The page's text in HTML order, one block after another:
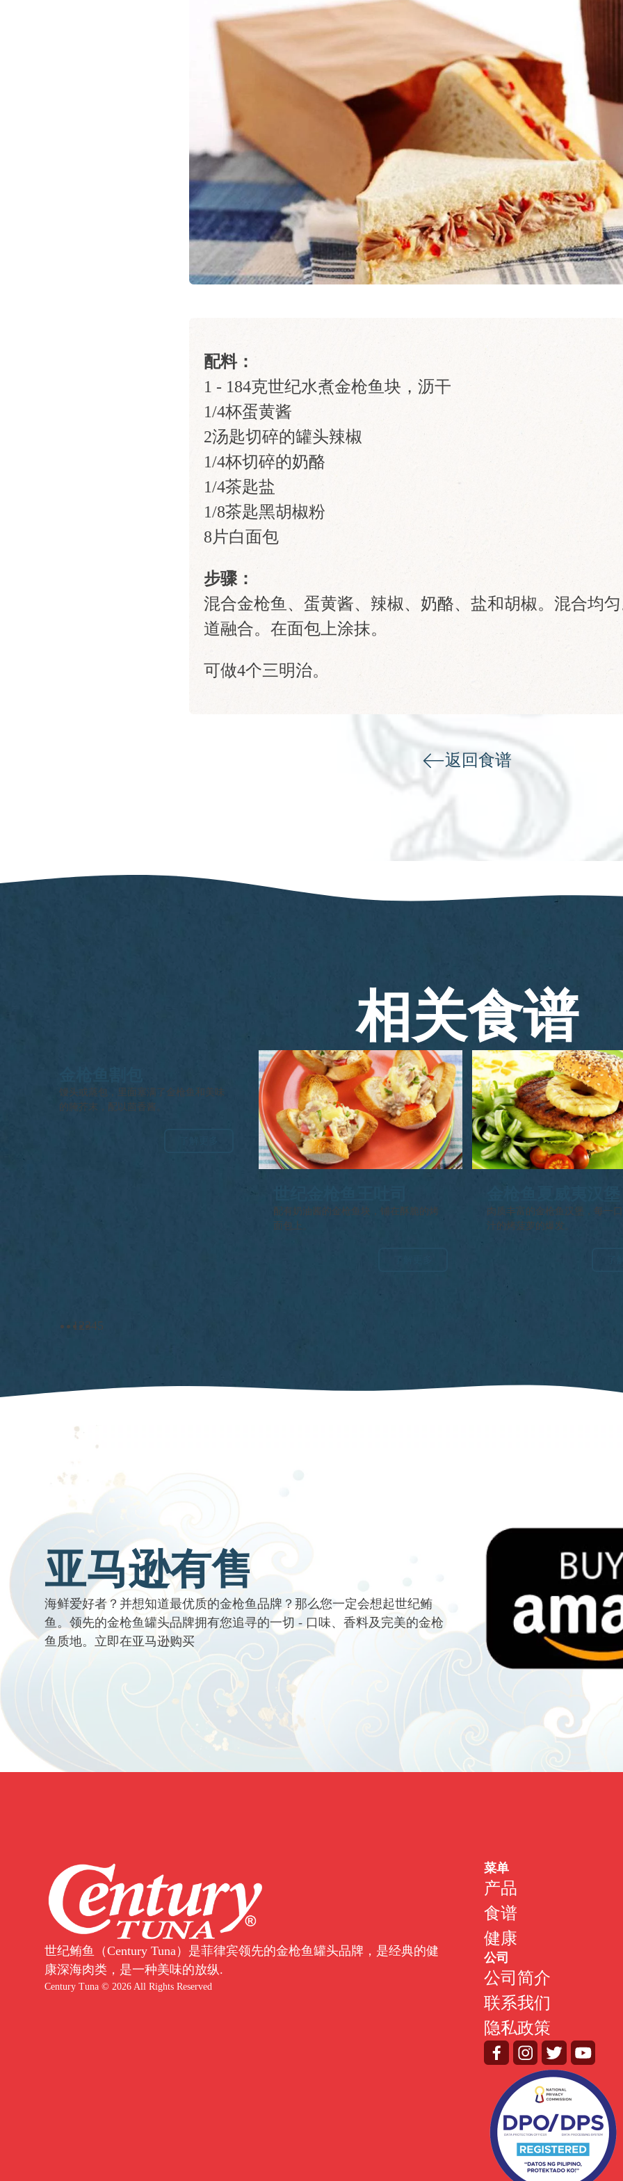
配料：
1 - 184克世纪水煮金枪鱼块，沥干
1/4杯蛋黄酱
2汤匙切碎的罐头辣椒
1/4杯切碎的奶酪
1/4茶匙盐
1/8茶匙黑胡椒粉
8片白面包
步骤：
混合金枪鱼、蛋黄酱、辣椒、奶酪、盐和胡椒。混合均
道融合。在面包上涂抹。
可做4个三明治。
返回食谱
相关食谱
馒头或蒸包，里面塞满了金枪鱼和美味
的腌芥末，配以茴香酱。
世纪金枪鱼王吐司
配有奶油酱的金枪鱼块，铺在酥脆的烤
面包上。
肉质丰富的金枪鱼汉堡，每一
汁的烤菠萝的爆发。
1 2345
亚马逊有售
海鲜爱好者？并想知道最优质的金枪鱼品牌？那么您一定会想起世纪鲔
鱼。领先的金枪鱼罐头品牌拥有您追寻的一切 - 口味、香料及完美的金枪
鱼质地。立即在亚马逊购买
世纪鲔鱼（Century Tuna）是菲律宾领先的金枪鱼罐头品牌，是经典的健
康深海肉类，是一种美味的放纵.
Century Tuna © 2026 All Rights Reserved
菜单
产品
食谱
健康
公司
公司简介
联系我们
隐私政策